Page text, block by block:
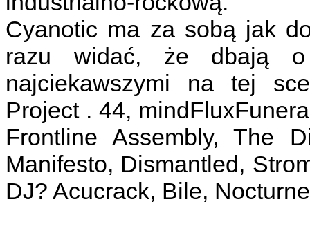
Cyanotic ma za sobą jak
razu widać, że dbają
najciekawszymi na tej
Project . 44,
Frontline Assembly, The
Manifesto, Dismantled,
DJ? Acucrack, Bile,